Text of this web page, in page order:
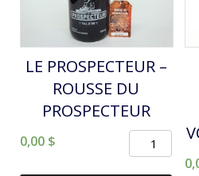
LE PROSPECTEUR –
ROUSSE DU
PROSPECTEUR
0,00 $
quantité